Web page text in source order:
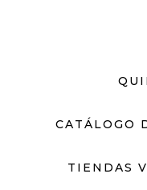
CATÁLOGO
TIENDAS